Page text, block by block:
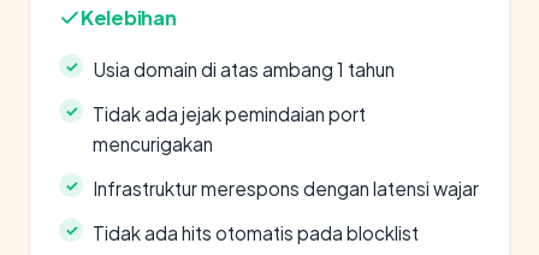
Kelebihan
Usia domain di atas ambang 1 tahun
Tidak ada jejak pemindaian port
mencurigakan
Infrastruktur merespons dengan latensi wajar
Tidak ada hits otomatis pada blocklist